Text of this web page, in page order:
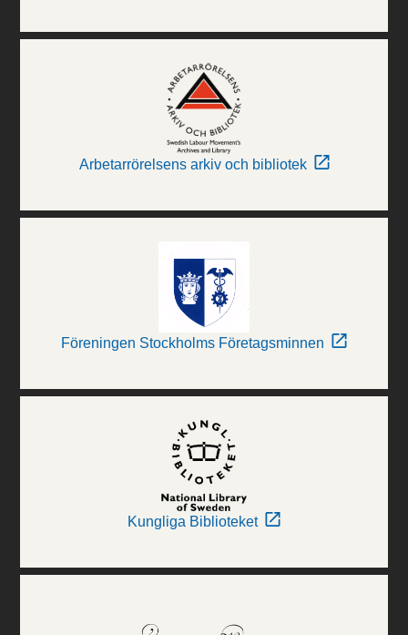
Arbetarrörelsens arkiv och bibliotek
Föreningen Stockholms Företagsminnen
Kungliga Biblioteket